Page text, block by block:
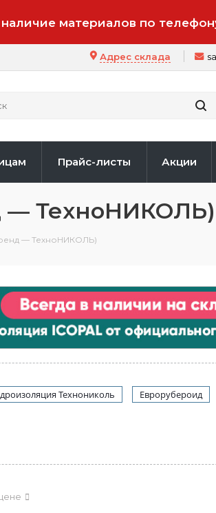
материалов по
Адрес склада
Прайс-листы Акции
— ТехноНИКОЛЬ)
— ТехноНИКОЛЬ)
Технониколь Еврорубероид